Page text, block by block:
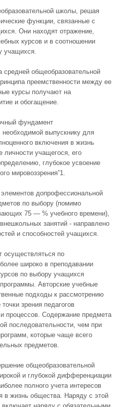
школы, решая
функции, связанные с
Они находят отражение,
курсов и в соотношении
учащихся.
средней общеобразовательной
преемственности между ее
курсы получают на
и обогащение.
фундамент
необходимой выпускнику для
включения в жизнь
личности учащегося, его
глубокое усвоение
мировоззрения”1.
допрофессиональной
по выбору (помимо
75 — % учебного времени),
занятий - направлено
и способностей учащихся.
осуществляться по
широко в преподавании
по выбору учащихся
Авторские учебные
подходы к рассмотрению
зрения педагогов
процессов. Содержание предмета
последовательности, чем при
которые чаще всего
предметов.
общеобразовательной
и глубокой дифференциации
полного учета интересов
в жизнь общества. Наряду с этой